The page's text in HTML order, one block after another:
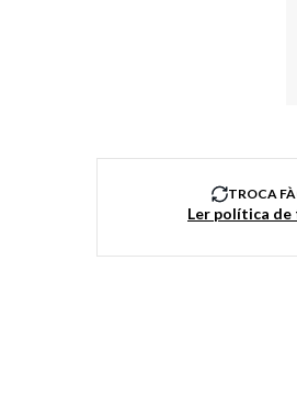
TROCA
Ler política de